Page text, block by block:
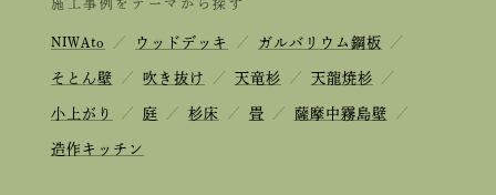
施工事例をテーマから探す
NIWAto ／ ウッドデッキ ／ ガルバリウム鋼板 ／
そとん壁 ／ 吹き抜け ／ 天竜杉 ／ 天龍焼杉 ／
小上がり ／ 庭 ／ 杉床 ／ 畳 ／ 薩摩中霧島壁 ／
造作キッチン